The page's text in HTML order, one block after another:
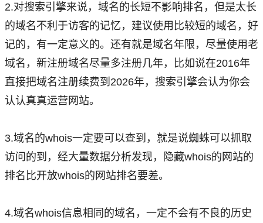
2.对搜索引擎来说，域名的长短不影响排名，但是太长
的域名不利于访客的记忆，建议使用比较短的域名，好
记的，有一定意义的。还有就是域名年限，尽量使用老
域名，新注册域名尽量多注册几年，比如说在2016年
直接把域名注册续费到2026年，搜索引擎会认为你会
认认真真运营网站。
3.域名的whois一定要可以查到，就是说蜘蛛可以抓取
访问的到，经大量数据分析发现，隐藏whois的网站的
排名比开放whois的网站排名要差。
4.域名whois信息相同的域名，一定不会有不良的历史